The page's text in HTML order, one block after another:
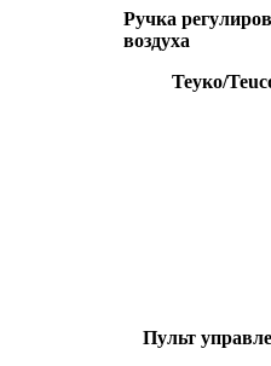
Ручка
воздуха
Теуко/
Пульт